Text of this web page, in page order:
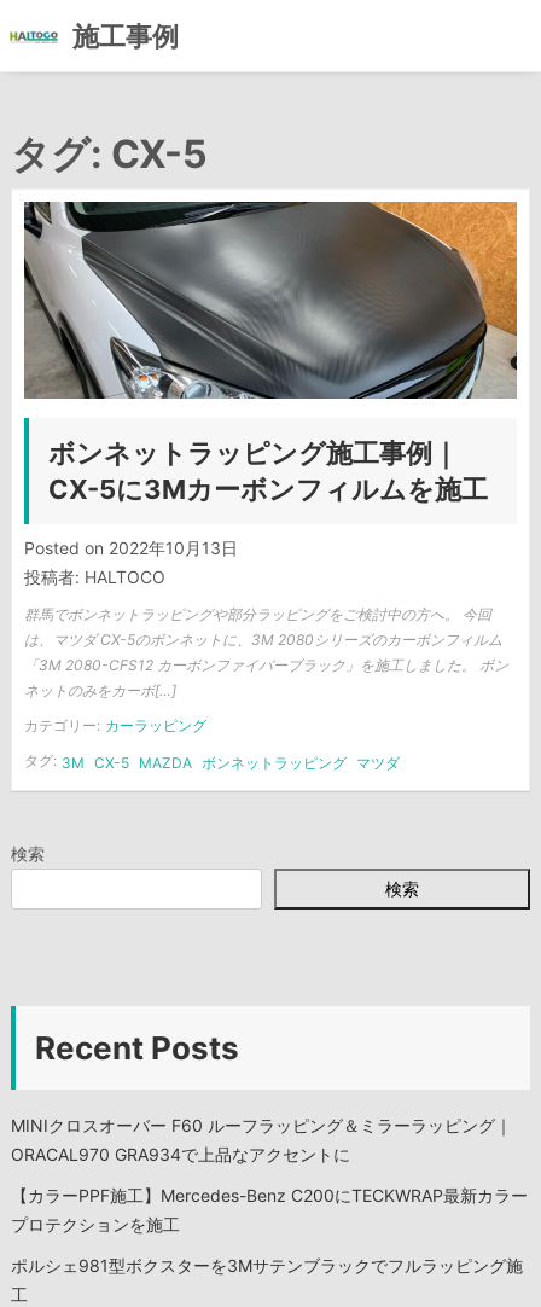
施工事例
タグ: CX-5
ボンネットラッピング施工事例｜
CX-5に3Mカーボンフィルムを施工
Posted on 2022年10月13日
投稿者: HALTOCO
群馬でボンネットラッピングや部分ラッピングをご検討中の方へ。 今回
は、マツダ CX-5のボンネットに、3M 2080シリーズのカーボンフィルム
「3M 2080-CFS12 カーボンファイバーブラック」を施工しました。 ボン
ネットのみをカーボ[…]
カテゴリー: カーラッピング
タグ: 3M CX-5 MAZDA ボンネットラッピング マツダ
検索
検索
Recent Posts
MINIクロスオーバー F60 ルーフラッピング＆ミラーラッピング｜
ORACAL970 GRA934で上品なアクセントに
【カラーPPF施工】Mercedes-Benz C200にTECKWRAP最新カラー
プロテクションを施工
ポルシェ981型ボクスターを3Mサテンブラックでフルラッピング施
工